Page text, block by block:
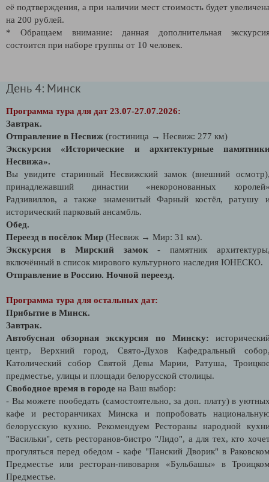
её подтверждения, а при наличии мест стоимость будет
на 200 рублей.
* Обращаем внимание: данная дополнительная
состоится при наборе группы от 10 человек.
День 4: Минск
Программа тура для дат 23.07-27.07.2026:
Завтрак.
Отправление в Несвиж (гостиница → Несвиж: 277 км)
Экскурсия «Исторические и архитектурные
Несвижа».
Вы увидите старинный Несвижский замок (внешний
принадлежавший династии «некоронованных
Радзивиллов, а также знаменитый Фарный костёл, ратушу
исторический парковый ансамбль.
Обед.
Переезд в посёлок Мир (Несвиж → Мир: 31 км).
Экскурсия в Мирский замок - памятник
включённый в список мирового культурного наследия ЮНЕСКО.
Отправление в Россию. Ночной переезд.
Программа тура для остальных дат:
Прибытие в Минск.
Завтрак.
Автобусная обзорная экскурсия по Минску:
центр, Верхний город, Свято-Духов Кафедральный
Католический собор Святой Девы Марии, Ратуша,
предместье, улицы и площади белорусской столицы.
Свободное время в городе на Ваш выбор:
- Вы можете пообедать (самостоятельно, за доп. плату) в
кафе и ресторанчиках Минска и попробовать
белорусскую кухню. Рекомендуем Рестораны народной
"Васильки", сеть ресторанов-бистро "Лидо", а для тех, кто
прогуляться перед обедом - кафе "Панский Дворик" в
Предместье или ресторан-пивоварня «Бульбашы» в
Предместье.